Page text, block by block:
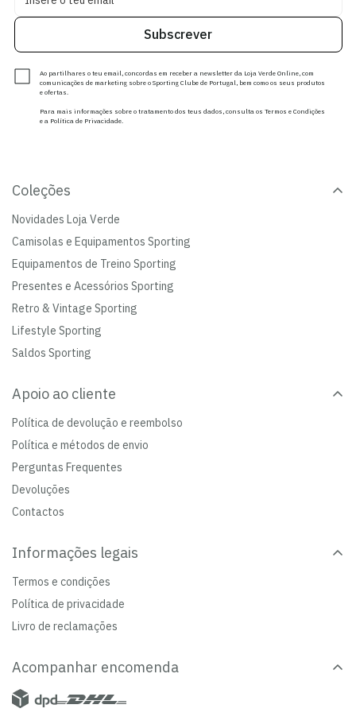
Subscrever
Ao partilhares o teu email, concordas em receber a newsletter da Loja Verde Online, com
comunicações de marketing sobre o Sporting Clube de Portugal, bem como os seus produtos
e ofertas.
Para mais informações sobre o tratamento dos teus dados, consulta os Termos e Condições
e a Política de Privacidade.
Coleções
Novidades Loja Verde
Camisolas e Equipamentos Sporting
Equipamentos de Treino Sporting
Presentes e Acessórios Sporting
Retro & Vintage Sporting
Lifestyle Sporting
Saldos Sporting
Apoio ao cliente
Política de devolução e reembolso
Política e métodos de envio
Perguntas Frequentes
Devoluções
Contactos
Informações legais
Termos e condições
Política de privacidade
Livro de reclamações
Acompanhar encomenda